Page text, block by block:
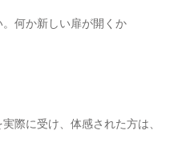
何か新しい扉が開くか
際に受け、体感された方は、